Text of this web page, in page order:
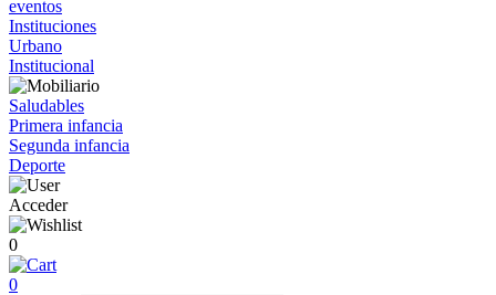
eventos
Instituciones
Urbano
Institucional
Saludables
Primera infancia
Segunda infancia
Deporte
Acceder
0
0